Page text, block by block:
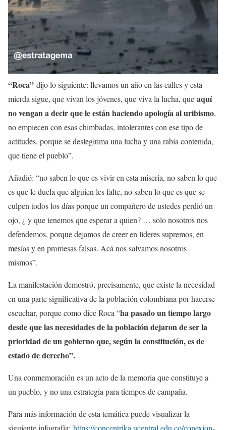
“Roca” dijo lo siguiente: llevamos un año en las calles y esta
mierda sigue, que vivan los jóvenes, que viva la lucha, que aquí
no vengan a decir que le están haciendo apología al uribismo,
no empiecen con esas chimbadas, intolerantes con ese tipo de
actitudes, porque se deslegitima una lucha y una rabia contenida,
que tiene el pueblo”.
Añadió: “no saben lo que es vivir en esta miseria, no saben lo que
es que le duela que alguien les falte, no saben lo que es que se
culpen todos los días porque un compañero de ustedes perdió un
ojo, ¿ y que tenemos que esperar a quien? … solo nosotros nos
defendemos, porque dejamos de creer en líderes supremos, en
mesías y en promesas falsas. Acá nos salvamos nosotros
mismos”.
La manifestación demostró, precisamente, que existe la necesidad
en una parte significativa de la población colombiana por hacerse
escuchar, porque como dice Roca “ha pasado un tiempo largo
desde que las necesidades de la población dejaron de ser la
prioridad de un gobierno que, según la constitución, es de
estado de derecho”.
Una conmemoración es un acto de la memoria que constituye a
un pueblo, y no una estrategia para tiempos de campaña.
Para más información de esta temática puede visualizar la
siguienteinfografía: https://concentrika.ucentral.edu.co/conexion-